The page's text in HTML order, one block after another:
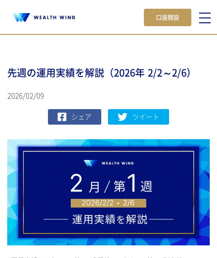
口座開設
先週の運用実績を解説（2026年 2/2～2/6）
2026/02/09
シェア ツイート